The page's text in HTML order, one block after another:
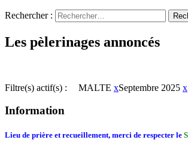
Rechercher :
Les pèlerinages annoncés
Filtre(s) actif(s) : MALTE xSeptembre 2025 x
Information
Lieu de prière et recueillement, merci de respecter le